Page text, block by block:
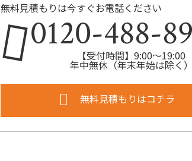
無料見積もりは今すぐお電話ください
0120-488-
【受付時間】9:00～19:00
年中無休（年末年始は除く）
無料見積もりはコチラ